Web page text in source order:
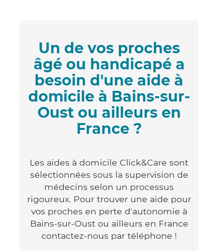
Un de vos proches
âgé ou handicapé a
besoin d'une aide à
domicile à Bains-sur-
Oust ou ailleurs en
France ?
Les aides à domicile Click&Care sont
sélectionnées sous la supervision de
médecins selon un processus
rigoureux. Pour trouver une aide pour
vos proches en perte d'autonomie à
Bains-sur-Oust ou ailleurs en France
contactez-nous par téléphone !